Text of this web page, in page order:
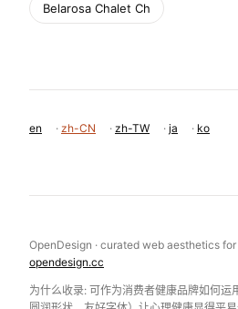
Belarosa Chalet Ch
en · zh-CN · zh-TW · ja · ko
OpenDesign · curated web aesthetics
opendesign.cc
为什么收录: 可作为消费者健康品牌如何运